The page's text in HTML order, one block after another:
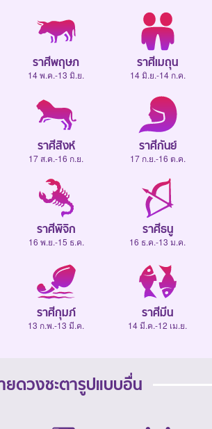
ราศีพฤษภ
14 พ.ค.-13 มิ.ย.
ราศีเมถุน
14 มิ.ย.-14 ก.ค.
ราศีสิงห์
17 ส.ค.-16 ก.ย.
ราศีกันย์
17 ก.ย.-16 ต.ค.
ราศีพิจิก
16 พ.ย.-15 ธ.ค.
ราศีธนู
16 ธ.ค.-13 ม.ค.
ราศีกุมภ์
13 ก.พ.-13 มี.ค.
ราศีมีน
14 มี.ค.-12 เม.ย.
ยดวงชะตารูปแบบอื่น